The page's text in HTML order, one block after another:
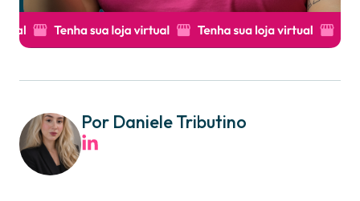
Por Daniele Tributino